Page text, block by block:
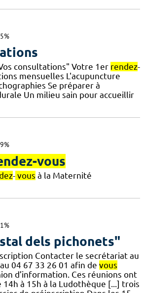
consultations" Votre 1er rendez-
mensuelles L'acupuncture
Se préparer à
Un milieu sain pour accueillir
vous
- vous à la Maternité
dels pichonets"
Contacter le secrétariat au
04 67 33 26 01 afin de vous
d’information. Ces réunions ont
à 15h à la Ludothèque [...] trois